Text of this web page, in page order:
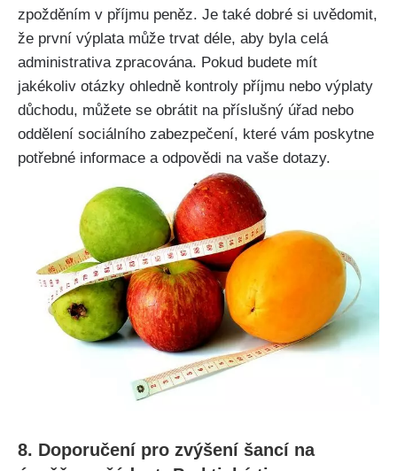
zpožděním v příjmu peněz. Je také dobré si uvědomit,
že první výplata může trvat déle, aby byla celá
administrativa zpracována. Pokud budete mít
jakékoliv otázky ohledně kontroly příjmu nebo výplaty
důchodu, můžete se obrátit na příslušný úřad nebo
oddělení sociálního zabezpečení, které vám poskytne
potřebné informace a odpovědi na vaše dotazy.
8. Doporučení pro zvýšení šancí na